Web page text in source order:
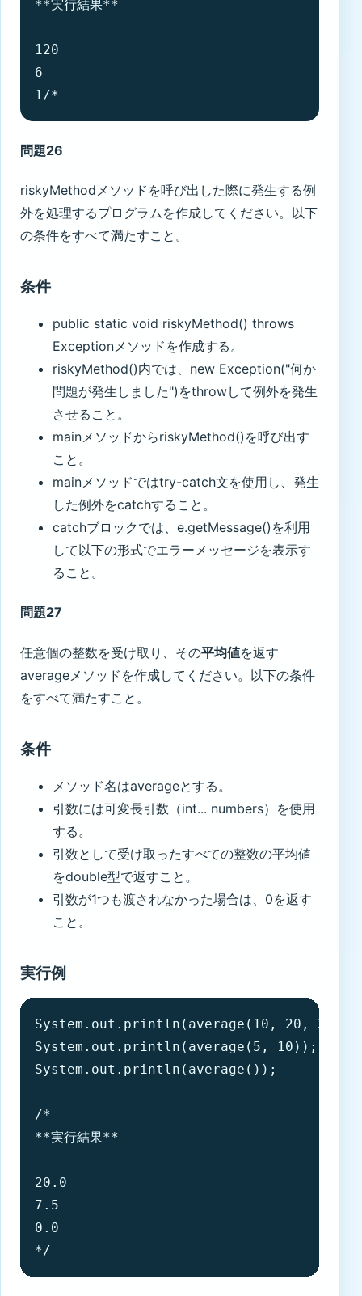
**実行結果**
120
6
1/*
問題26
riskyMethodメソッドを呼び出した際に発生する例
外を処理するプログラムを作成してください。以下
の条件をすべて満たすこと。
条件
public static void riskyMethod() throws
Exceptionメソッドを作成する。
riskyMethod()内では、new Exception("何か
問題が発生しました")をthrowして例外を発生
させること。
mainメソッドからriskyMethod()を呼び出す
こと。
mainメソッドではtry-catch文を使用し、発生
した例外をcatchすること。
catchブロックでは、e.getMessage()を利用
して以下の形式でエラーメッセージを表示す
ること。
問題27
任意個の整数を受け取り、その平均値を返す
averageメソッドを作成してください。以下の条件
をすべて満たすこと。
条件
メソッド名はaverageとする。
引数には可変長引数（int... numbers）を使用
する。
引数として受け取ったすべての整数の平均値
をdouble型で返すこと。
引数が1つも渡されなかった場合は、0を返す
こと。
実行例
System.out.println(average(10, 20, 30));
System.out.println(average(5, 10));
System.out.println(average());
/*
**実行結果**
20.0
7.5
0.0
*/